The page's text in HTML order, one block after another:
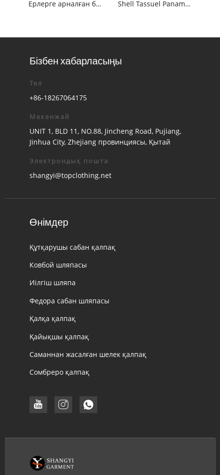
Ерлерге арналған былғары топ Панама сабан қалпақ Shell Tassuel Panama Күн сабан қалпақ
Бізбен хабарласыңы
Тел
+86-18267064175
Мекенжай
UNIT 1, BLD 11, NO.88, Jincheng Road, Pujiang,
Jinhua City, Zhejiang провинциясы, Қытай
Электрондық пошта
shangyi@topclothing.net
Өнімдер
Құтқарушы сабан қалпақ
Ковбой шляпасы
Иілгіш шляпа
Федора сабан шляпасы
Қалқа қалпақ
Қайықшы қалпақ
Саманнан жасалған шелек қалпақ
Сомбреро қалпақ